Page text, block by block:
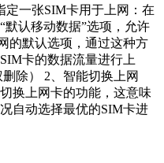
定一张SIM卡用于上网：在
认移动数据”选项，允许
的默认选项，通过这种方
卡的数据流量进行上
除） 2、智能切换上网
换上网卡的功能，这意味
自动选择最优的SIM卡进